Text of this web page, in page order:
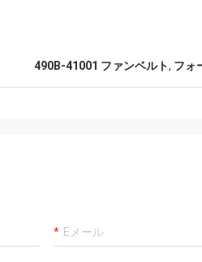
490B-41001 ファンベルト, フォ